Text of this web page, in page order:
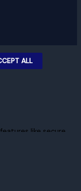
ALL
like secure